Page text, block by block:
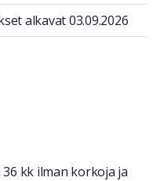
alkavat 03.09.2026
kk ilman korkoja ja